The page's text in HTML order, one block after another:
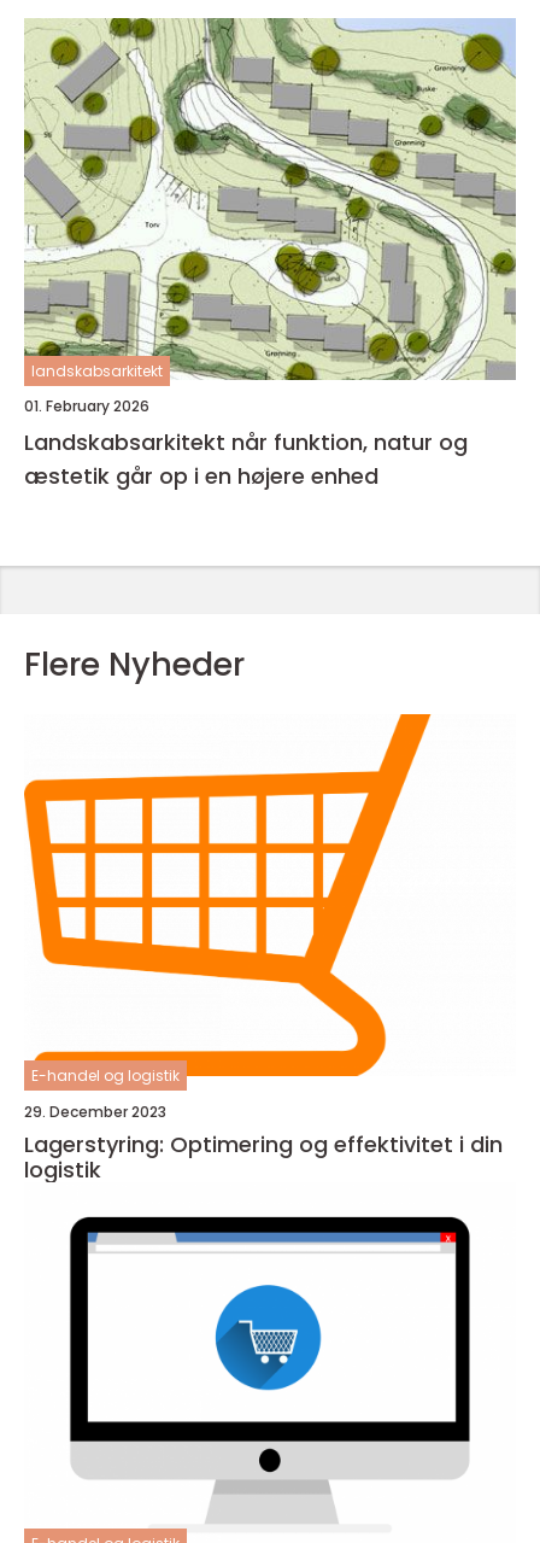
landskabsarkitekt
01. February 2026
Landskabsarkitekt når funktion, natur og
æstetik går op i en højere enhed
Flere Nyheder
E-handel og logistik
29. December 2023
Lagerstyring: Optimering og effektivitet i din
logistik